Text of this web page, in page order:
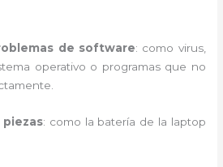
de software: como virus,
operativo o programas que no
piezas: como la batería de la laptop